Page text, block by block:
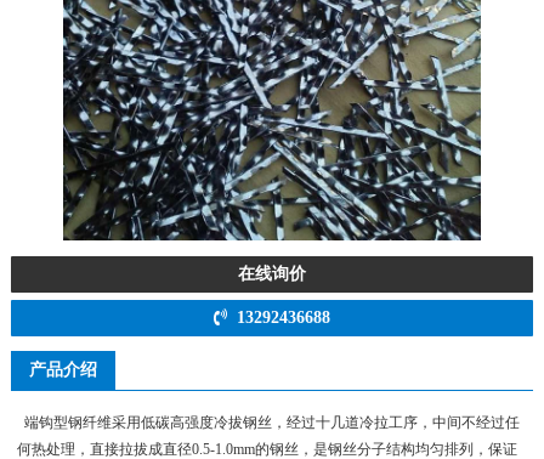
在线询价
13292436688
产品介绍
端钩型钢纤维采用低碳高强度冷拔钢丝，经过十几道冷拉工序，中间不经过任
何热处理，直接拉拔成直径0.5-1.0mm的钢丝，是钢丝分子结构均匀排列，保证